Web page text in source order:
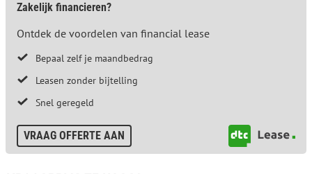
Zakelijk financieren?
Ontdek de voordelen van financial lease
Bepaal zelf je maandbedrag
Leasen zonder bijtelling
Snel geregeld
VRAAG OFFERTE AAN